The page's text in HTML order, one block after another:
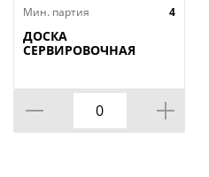
Мин. партия
4
ДОСКА
СЕРВИРОВОЧНАЯ
УПАКОВКИ, КОР=12ШТ.